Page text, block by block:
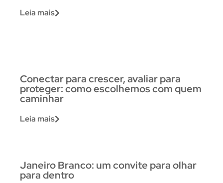
Leia mais
Conectar para crescer, avaliar para
proteger: como escolhemos com quem
caminhar
Leia mais
Janeiro Branco: um convite para olhar
para dentro